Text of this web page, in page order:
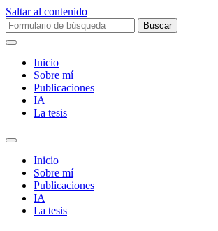
Saltar al contenido
Buscar:
Inicio
Sobre mí­
Publicaciones
IA
La tesis
Alternar
campo
búsqueda
Inicio
Sobre mí­
Publicaciones
IA
La tesis